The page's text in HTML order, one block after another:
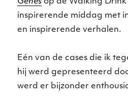
Genes op de Walking
inspirerende middag met
en inspirerende verhalen.
Eén van de cases die ik
hij werd gepresenteerd
werd er bijzonder